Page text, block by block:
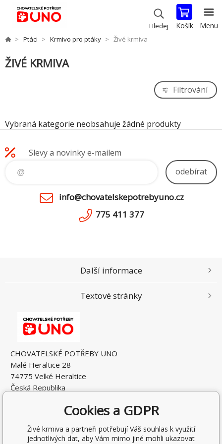
Hledej Košík Menu
Ptáci Krmivo pro ptáky Živé krmiva
ŽIVÉ KRMIVA
Filtrování
Vybraná kategorie neobsahuje žádné produkty
Slevy a novinky e-mailem
odebírat
info@chovatelskepotrebyuno.cz
775 411 377
CHOVATELSKÉ POTŘEBY UNO
Malé Heraltice 28
74775 Velké Heraltice
Česká Republika
DIČ: CZ7405265549
Další informace
Textové stránky
Cookies a GDPR
Živé krmiva a partneři potřebují Váš souhlas k využití
jednotlivých dat, aby Vám mimo jiné mohli ukazovat